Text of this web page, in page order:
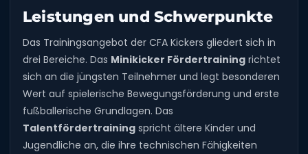
Leistungen und Schwerpunkte
Das Trainingsangebot der CFA Kickers gliedert sich in
drei Bereiche. Das Minikicker Fördertraining richtet
sich an die jüngsten Teilnehmer und legt besonderen
Wert auf spielerische Bewegungsförderung und erste
fußballerische Grundlagen. Das
Talentfördertraining spricht ältere Kinder und
Jugendliche an, die ihre technischen Fähigkeiten